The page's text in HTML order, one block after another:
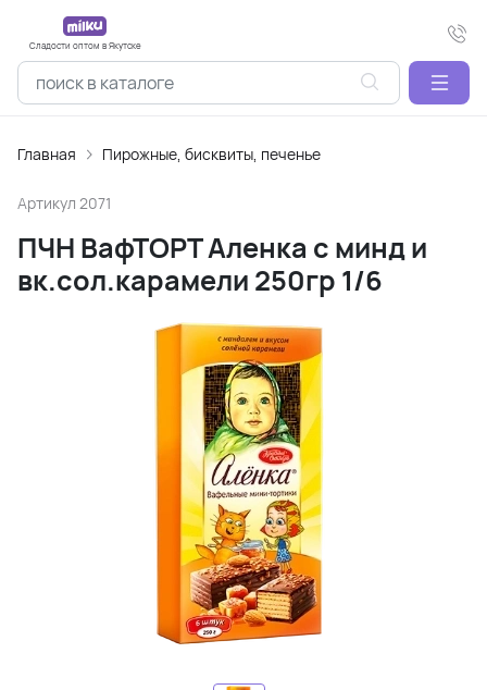
Сладости оптом в Якутске
Главная Пирожные, бисквиты, печенье
Артикул 2071
ПЧН ВафТОРТ Аленка с минд и
вк.сол.карамели 250гр 1/6